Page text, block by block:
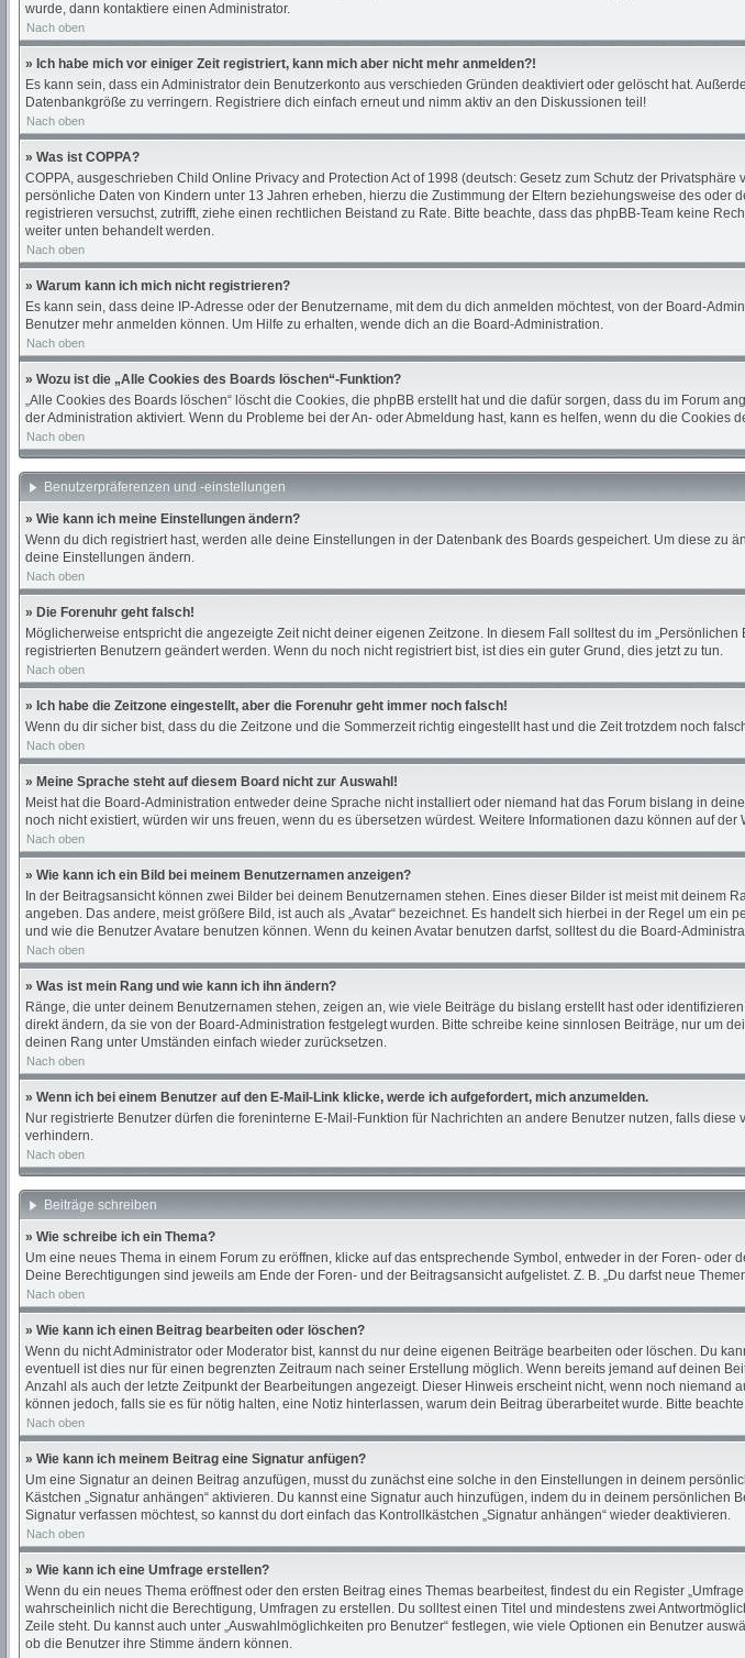
wurde, dann kontaktiere einen Administrator.
Nach oben
» Ich habe mich vor einiger Zeit registriert, kann mich aber nicht mehr anmelden?!
Es kann sein, dass ein Administrator dein Benutzerkonto aus verschieden Gründen deaktiviert oder gelöscht hat.
Datenbankgröße zu verringern. Registriere dich einfach erneut und nimm aktiv an den Diskussionen teil!
Nach oben
» Was ist COPPA?
COPPA, ausgeschrieben Child Online Privacy and Protection Act of 1998 (deutsch: Gesetz zum Schutz der
persönliche Daten von Kindern unter 13 Jahren erheben, hierzu die Zustimmung der Eltern beziehungsweise des
registrieren versuchst, zutrifft, ziehe einen rechtlichen Beistand zu Rate. Bitte beachte, dass das phpBB-Team keine
weiter unten behandelt werden.
Nach oben
» Warum kann ich mich nicht registrieren?
Es kann sein, dass deine IP-Adresse oder der Benutzername, mit dem du dich anmelden möchtest, von der Board-
Benutzer mehr anmelden können. Um Hilfe zu erhalten, wende dich an die Board-Administration.
Nach oben
» Wozu ist die „Alle Cookies des Boards löschen“-Funktion?
„Alle Cookies des Boards löschen“ löscht die Cookies, die phpBB erstellt hat und die dafür sorgen, dass du im Forum
der Administration aktiviert. Wenn du Probleme bei der An- oder Abmeldung hast, kann es helfen, wenn du die Cookies
Nach oben
Benutzerpräferenzen und -einstellungen
» Wie kann ich meine Einstellungen ändern?
Wenn du dich registriert hast, werden alle deine Einstellungen in der Datenbank des Boards gespeichert. Um diese zu
deine Einstellungen ändern.
Nach oben
» Die Forenuhr geht falsch!
Möglicherweise entspricht die angezeigte Zeit nicht deiner eigenen Zeitzone. In diesem Fall solltest du im
registrierten Benutzern geändert werden. Wenn du noch nicht registriert bist, ist dies ein guter Grund, dies jetzt zu tun.
Nach oben
» Ich habe die Zeitzone eingestellt, aber die Forenuhr geht immer noch falsch!
Wenn du dir sicher bist, dass du die Zeitzone und die Sommerzeit richtig eingestellt hast und die Zeit trotzdem noch
Nach oben
» Meine Sprache steht auf diesem Board nicht zur Auswahl!
Meist hat die Board-Administration entweder deine Sprache nicht installiert oder niemand hat das Forum bislang in
noch nicht existiert, würden wir uns freuen, wenn du es übersetzen würdest. Weitere Informationen dazu können auf
Nach oben
» Wie kann ich ein Bild bei meinem Benutzernamen anzeigen?
In der Beitragsansicht können zwei Bilder bei deinem Benutzernamen stehen. Eines dieser Bilder ist meist mit deinem
angeben. Das andere, meist größere Bild, ist auch als „Avatar“ bezeichnet. Es handelt sich hierbei in der Regel um
und wie die Benutzer Avatare benutzen können. Wenn du keinen Avatar benutzen darfst, solltest du die Board-
Nach oben
» Was ist mein Rang und wie kann ich ihn ändern?
Ränge, die unter deinem Benutzernamen stehen, zeigen an, wie viele Beiträge du bislang erstellt hast oder
direkt ändern, da sie von der Board-Administration festgelegt wurden. Bitte schreibe keine sinnlosen Beiträge, nur um
deinen Rang unter Umständen einfach wieder zurücksetzen.
Nach oben
» Wenn ich bei einem Benutzer auf den E-Mail-Link klicke, werde ich aufgefordert, mich anzumelden.
Nur registrierte Benutzer dürfen die foreninterne E-Mail-Funktion für Nachrichten an andere Benutzer nutzen, falls
verhindern.
Nach oben
Beiträge schreiben
» Wie schreibe ich ein Thema?
Um eine neues Thema in einem Forum zu eröffnen, klicke auf das entsprechende Symbol, entweder in der Foren-
Deine Berechtigungen sind jeweils am Ende der Foren- und der Beitragsansicht aufgelistet. Z. B. „Du darfst neue
Nach oben
» Wie kann ich einen Beitrag bearbeiten oder löschen?
Wenn du nicht Administrator oder Moderator bist, kannst du nur deine eigenen Beiträge bearbeiten oder löschen. Du
eventuell ist dies nur für einen begrenzten Zeitraum nach seiner Erstellung möglich. Wenn bereits jemand auf deinen
Anzahl als auch der letzte Zeitpunkt der Bearbeitungen angezeigt. Dieser Hinweis erscheint nicht, wenn noch
können jedoch, falls sie es für nötig halten, eine Notiz hinterlassen, warum dein Beitrag überarbeitet wurde. Bitte
Nach oben
» Wie kann ich meinem Beitrag eine Signatur anfügen?
Um eine Signatur an deinen Beitrag anzufügen, musst du zunächst eine solche in den Einstellungen in deinem
Kästchen „Signatur anhängen“ aktivieren. Du kannst eine Signatur auch hinzufügen, indem du in deinem
Signatur verfassen möchtest, so kannst du dort einfach das Kontrollkästchen „Signatur anhängen“ wieder deaktivieren.
Nach oben
» Wie kann ich eine Umfrage erstellen?
Wenn du ein neues Thema eröffnest oder den ersten Beitrag eines Themas bearbeitest, findest du ein Register
wahrscheinlich nicht die Berechtigung, Umfragen zu erstellen. Du solltest einen Titel und mindestens zwei
Zeile steht. Du kannst auch unter „Auswahlmöglichkeiten pro Benutzer“ festlegen, wie viele Optionen ein Benutzer
ob die Benutzer ihre Stimme ändern können.